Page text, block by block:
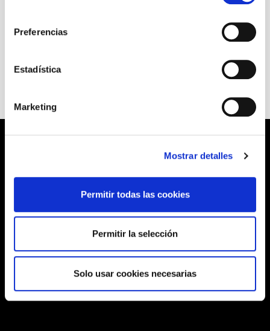
Preferencias
Estadística
Marketing
Mostrar detalles
Permitir todas las cookies
Permitir la selección
Solo usar cookies necesarias